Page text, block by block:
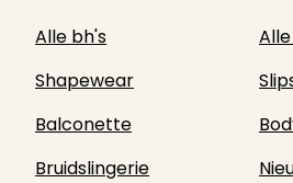
Alle bh's
Shapewear
Balconette
Bruidslingerie